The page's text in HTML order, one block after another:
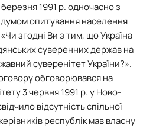
1991 р. одночасно з
опитування населення
згодні Ви з тим, що Україна
суверенних держав на
суверенітет України?».
обговорювався на
3 червня 1991 р. у Ново-
відсутність спільної
республік мав власну